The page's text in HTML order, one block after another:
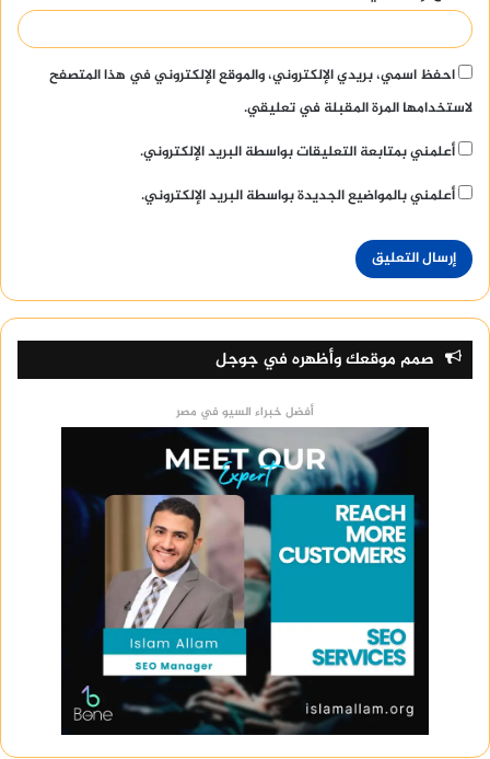
احفظ اسمي، بريدي الإلكتروني، والموقع الإلكتروني في هذا المتصفح
لاستخدامها المرة المقبلة في تعليقي.
أعلمني بمتابعة التعليقات بواسطة البريد الإلكتروني.
أعلمني بالمواضيع الجديدة بواسطة البريد الإلكتروني.
صمم موقعك وأظهره في جوجل
أفضل خبراء السيو في مصر